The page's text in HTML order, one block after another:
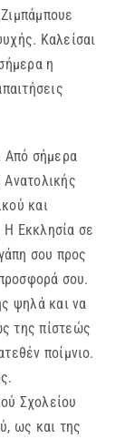
Καλείσαι
η
σήμερα
και
Εκκλησία σε
σου προς
σου.
ψηλά και να
της πίστεώς
ποίμνιο.
Σχολείου
ως και της